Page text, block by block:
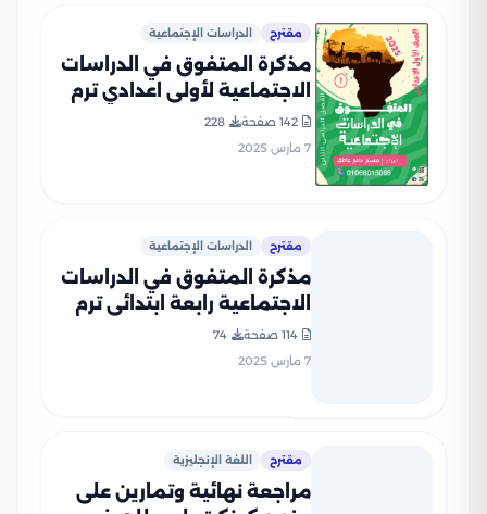
مقترح الدراسات الإجتماعية
مذكرة المتفوق في الدراسات
الاجتماعية لأولى اعدادي ترم
ثاني بصيغة PDF
142 صفحة
228
7 مارس 2025
مقترح الدراسات الإجتماعية
مذكرة المتفوق في الدراسات
الاجتماعية رابعة ابتدائي ترم
ثاني بصيغة PDF
114 صفحة
74
7 مارس 2025
مقترح اللغة الإنجليزية
مراجعة نهائية وتمارين على